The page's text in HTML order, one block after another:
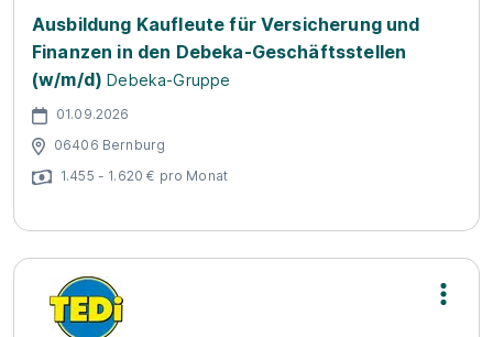
Ausbildung Kaufleute für Versicherung und
Finanzen in den Debeka-Geschäftsstellen
(w/m/d)Debeka-Gruppe
01.09.2026
06406 Bernburg
1.455 - 1.620 € pro Monat